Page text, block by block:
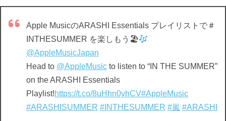
Apple MusicのARASHI Essentials プレイリストで＃
INTHESUMMER を楽しもう🏖
@AppleMusicJapan
Head to @AppleMusic to listen to “IN THE SUMMER”
on the ARASHI Essentials
Playlist!https://t.co/8uHhn0yhCV#AppleMusic
#ARASHISUMMER #INTHESUMMER #嵐 #ARASHI